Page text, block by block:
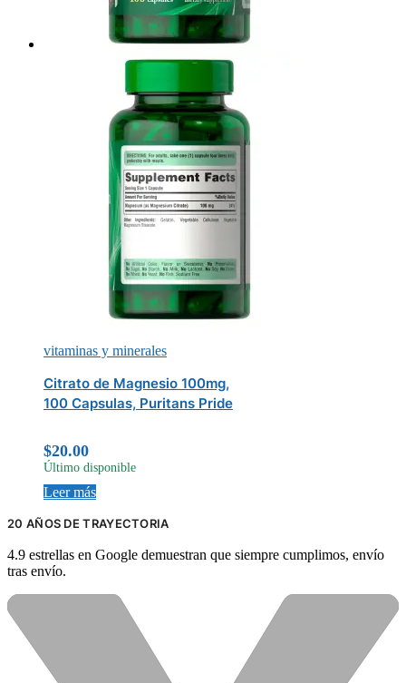
vitaminas y minerales
Citrato de Magnesio 100mg,
100 Capsulas, Puritans Pride
$20.00
Último disponible
Leer más
20 AÑOS DE TRAYECTORIA
4.9 estrellas en Google demuestran que siempre cumplimos, envío
tras envío.